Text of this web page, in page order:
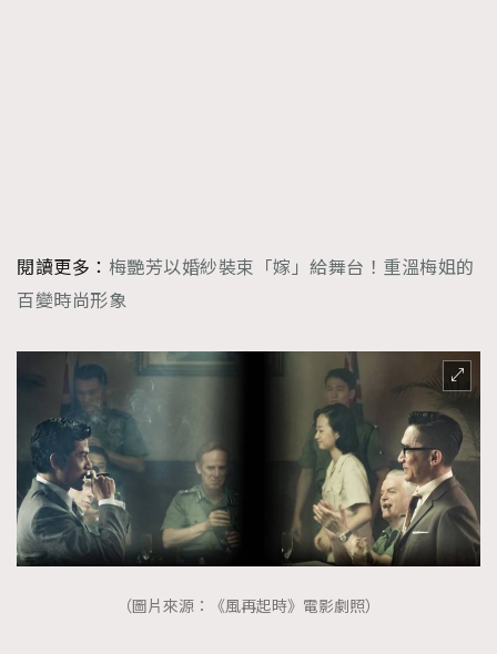
閱讀更多： 梅艷芳以婚紗裝束「嫁」給舞台！重溫梅姐的
百變時尚形象
（圖片來源：《風再起時》電影劇照）